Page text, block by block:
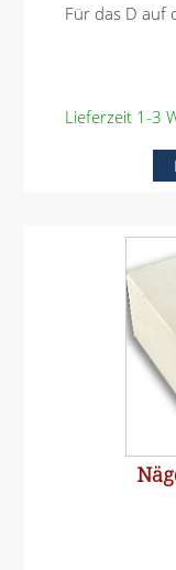
Für das D auf
Lieferzeit 1-3